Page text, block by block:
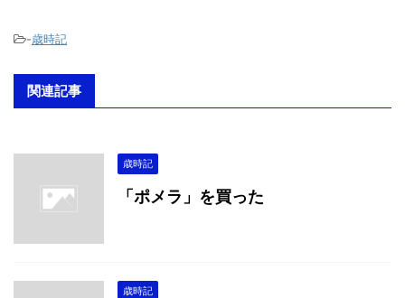
-歳時記
関連記事
歳時記
「ポメラ」を買った
歳時記